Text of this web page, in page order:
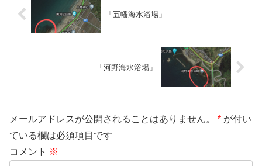
「五幡海水浴場」
「河野海水浴場」
メールアドレスが公開されることはありません。 * が付い
ている欄は必須項目です
コメント ※